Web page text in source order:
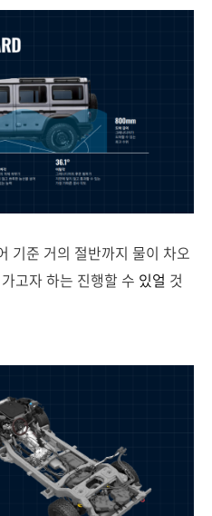
기준 거의 절반까지 물이 차오
고자 하는 진행할 수 있얼 것